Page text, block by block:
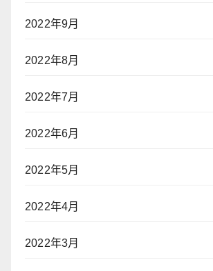
2022年9月
2022年8月
2022年7月
2022年6月
2022年5月
2022年4月
2022年3月